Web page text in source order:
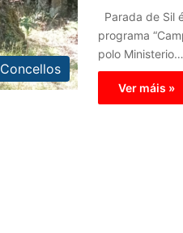
Concellos
Parada de Sil
programa
polo Ministerio…
Ver máis »